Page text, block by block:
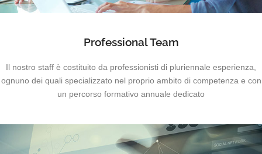
Professional Team
Il nostro staff è costituito da professionisti di pluriennale esperienza,
ognuno dei quali specializzato nel proprio ambito di competenza e con
un percorso formativo annuale dedicato